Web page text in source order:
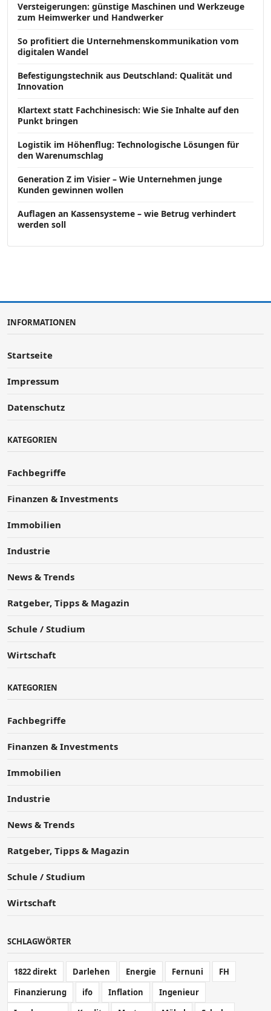
Versteigerungen: günstige Maschinen und Werkzeuge
zum Heimwerker und Handwerker
So profitiert die Unternehmenskommunikation vom
digitalen Wandel
Befestigungstechnik aus Deutschland: Qualität und
Innovation
Klartext statt Fachchinesisch: Wie Sie Inhalte auf den
Punkt bringen
Logistik im Höhenflug: Technologische Lösungen für
den Warenumschlag
Generation Z im Visier – Wie Unternehmen junge
Kunden gewinnen wollen
Auflagen an Kassensysteme – wie Betrug verhindert
werden soll
INFORMATIONEN
Startseite
Impressum
Datenschutz
KATEGORIEN
Fachbegriffe
Finanzen & Investments
Immobilien
Industrie
News & Trends
Ratgeber, Tipps & Magazin
Schule / Studium
Wirtschaft
KATEGORIEN
Fachbegriffe
Finanzen & Investments
Immobilien
Industrie
News & Trends
Ratgeber, Tipps & Magazin
Schule / Studium
Wirtschaft
SCHLAGWÖRTER
1822 direkt Darlehen Energie Fernuni
FH
Finanzierung
ifo Inflation
Ingenieur